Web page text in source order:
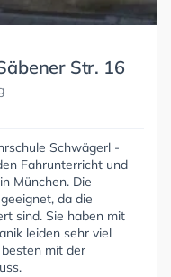
Str. 16
Schwägerl -
Fahrunterricht und
München. Die
da die
sind. Sie haben mit
leiden sehr viel
mit der